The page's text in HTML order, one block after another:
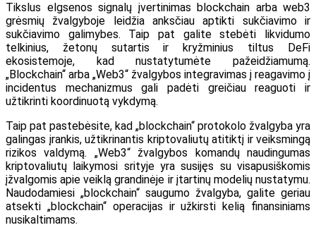
Tikslus elgsenos signalų įvertinimas blockchain arba web3
grėsmių žvalgyboje leidžia anksčiau aptikti sukčiavimo ir
sukčiavimo galimybes. Taip pat galite stebėti likvidumo
telkinius, žetonų sutartis ir kryžminius tiltus DeFi
ekosistemoje, kad nustatytumėte pažeidžiamumą.
„Blockchain“ arba „Web3“ žvalgybos integravimas į reagavimo į
incidentus mechanizmus gali padėti greičiau reaguoti ir
užtikrinti koordinuotą vykdymą.
Taip pat pastebėsite, kad „blockchain“ protokolo žvalgyba yra
galingas įrankis, užtikrinantis kriptovaliutų atitiktį ir veiksmingą
rizikos valdymą. „Web3“ žvalgybos komandų naudingumas
kriptovaliutų laikymosi srityje yra susijęs su visapusiškomis
įžvalgomis apie veiklą grandinėje ir įtartinų modelių nustatymu.
Naudodamiesi „blockchain“ saugumo žvalgyba, galite geriau
atsekti „blockchain“ operacijas ir užkirsti kelią finansiniams
nusikaltimams.